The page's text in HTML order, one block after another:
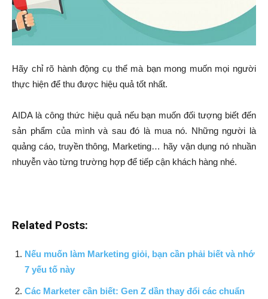
Hãy chỉ rõ hành động cụ thể mà bạn mong muốn mọi người
thực hiện để thu được hiệu quả tốt nhất.
AIDA là công thức hiệu quả nếu bạn muốn đối tượng biết đến
sản phẩm của mình và sau đó là mua nó. Những người là
quảng cáo, truyền thông, Marketing… hãy vận dụng nó nhuần
nhuyễn vào từng trường hợp để tiếp cận khách hàng nhé.
Related Posts:
Nếu muốn làm Marketing giỏi, bạn cần phải biết và nhớ
7 yếu tố này
Các Marketer cần biết: Gen Z dần thay đổi các chuẩn